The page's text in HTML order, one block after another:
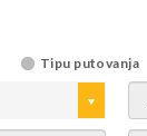
Tipu putovanja